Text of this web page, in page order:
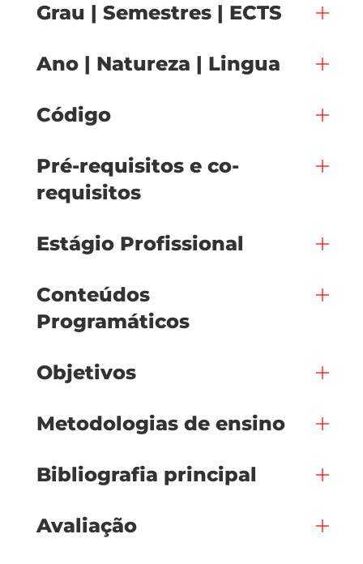
Grau | Semestres | ECTS
Ano | Natureza | Lingua
Código
Pré-requisitos e co-
requisitos
Estágio Profissional
Conteúdos
Programáticos
Objetivos
Metodologias de ensino
Bibliografia principal
Avaliação